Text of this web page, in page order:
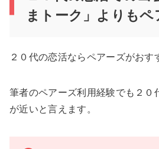
まトーク」よりもペ
２０代の恋活ならペアーズがおす
筆者のペアーズ利用経験でも２０
が近いと言えます。